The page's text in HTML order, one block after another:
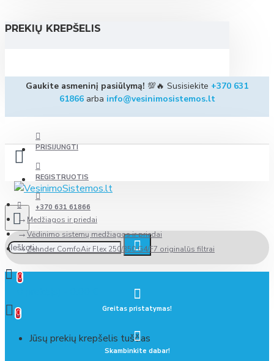
PREKIŲ KREPŠELIS
Gaukite asmeninį pasiūlymą! 💯🔥 Susisiekite +370 631
61866arba info@vesinimosistemos.lt
PRISIJUNGTI
REGISTRUOTIS
+370 631 61866
0
0
Jūsų prekių krepšelis tuščias
Medžiagos ir priedai
Vėdinimo sistemų medžiagos ir priedai
Zehnder ComfoAir Flex 250/350 G4/F7 originalūs filtrai
Greitas pristatymas!
Skambinkite dabar!